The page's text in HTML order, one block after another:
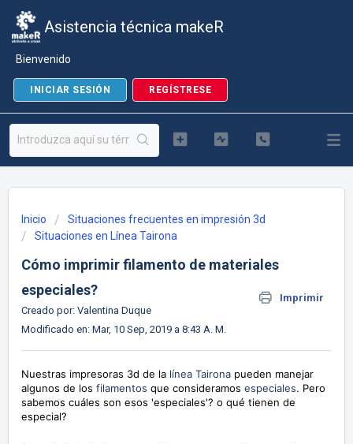
Asistencia técnica makeR
Bienvenido
INICIAR SESIÓN REGÍSTRESE
Inicio
Situaciones frecuentes en impresión 3d
Situaciones en Línea Tairona
Cómo imprimir filamento de materiales
especiales?
Imprimir
Creado por: Valentina Duque
Modificado en: Mar, 10 Sep, 2019 a 8:43 A. M.
Nuestras impresoras 3d de la línea Tairona pueden manejar
algunos de los filamentos que consideramos especiales. Pero
sabemos cuáles son esos 'especiales'? o qué tienen de
especial?